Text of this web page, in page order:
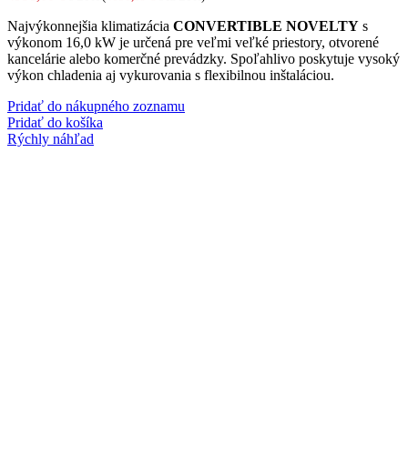
Najvýkonnejšia klimatizácia CONVERTIBLE NOVELTY s
výkonom 16,0 kW je určená pre veľmi veľké priestory, otvorené
kancelárie alebo komerčné prevádzky. Spoľahlivo poskytuje vysoký
výkon chladenia aj vykurovania s flexibilnou inštaláciou.
Pridať do nákupného zoznamu
Pridať do košíka
Rýchly náhľad